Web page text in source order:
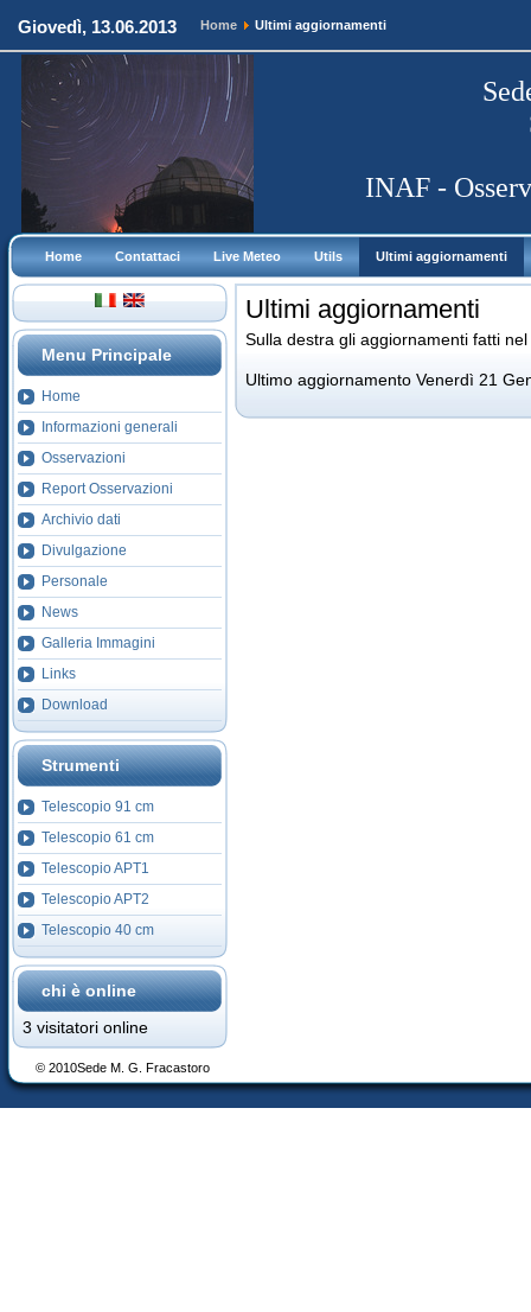
Giovedì, 13.06.2013 Home Ultimi aggiornamenti
INAF -
Home Contattaci Live Meteo Utils Ultimi aggiornamenti
Menu Principale
Home
Informazioni generali
Osservazioni
Report Osservazioni
Archivio dati
Divulgazione
Personale
News
Galleria Immagini
Links
Download
Strumenti
Telescopio 91 cm
Telescopio 61 cm
Telescopio APT1
Telescopio APT2
Telescopio 40 cm
chi è online
3 visitatori online
Ultimi aggiornamenti
Sulla destra gli aggiornamenti fatti nel
Ultimo aggiornamento Venerdì 21
© 2010Sede M. G. Fracastoro